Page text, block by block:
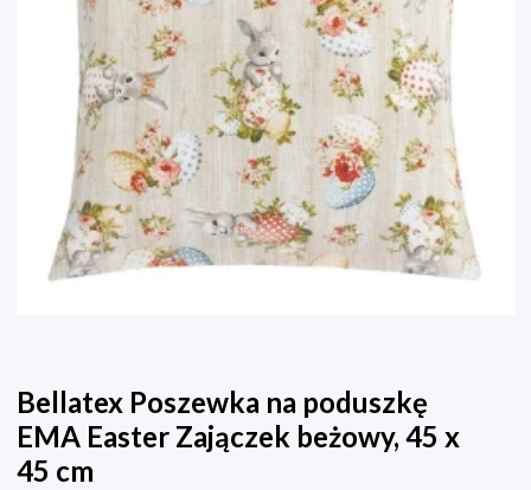
Bellatex Poszewka na poduszkę
EMA Easter Zajączek beżowy, 45 x
45 cm